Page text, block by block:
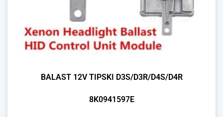
BALAST 12V TIPSKI D3S/D3R/D4S/D4R
8K0941597E